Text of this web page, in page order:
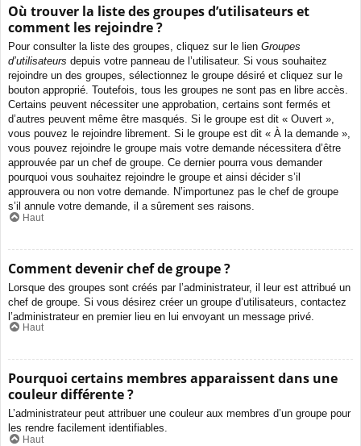
Où trouver la liste des groupes d’utilisateurs et
comment les rejoindre ?
Pour consulter la liste des groupes, cliquez sur le lien Groupes
d’utilisateurs depuis votre panneau de l’utilisateur. Si vous souhaitez
rejoindre un des groupes, sélectionnez le groupe désiré et cliquez sur le
bouton approprié. Toutefois, tous les groupes ne sont pas en libre accès.
Certains peuvent nécessiter une approbation, certains sont fermés et
d’autres peuvent même être masqués. Si le groupe est dit « Ouvert »,
vous pouvez le rejoindre librement. Si le groupe est dit « À la demande »,
vous pouvez rejoindre le groupe mais votre demande nécessitera d’être
approuvée par un chef de groupe. Ce dernier pourra vous demander
pourquoi vous souhaitez rejoindre le groupe et ainsi décider s’il
approuvera ou non votre demande. N’importunez pas le chef de groupe
s’il annule votre demande, il a sûrement ses raisons.
Haut
Comment devenir chef de groupe ?
Lorsque des groupes sont créés par l’administrateur, il leur est attribué un
chef de groupe. Si vous désirez créer un groupe d’utilisateurs, contactez
l’administrateur en premier lieu en lui envoyant un message privé.
Haut
Pourquoi certains membres apparaissent dans une
couleur différente ?
L’administrateur peut attribuer une couleur aux membres d’un groupe pour
les rendre facilement identifiables.
Haut